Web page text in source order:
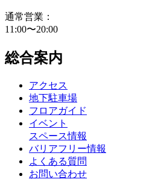
通常営業：
11:00〜20:00
総合案内
アクセス
地下駐車場
フロアガイド
イベント
スペース情報
バリアフリー情報
よくある質問
お問い合わせ